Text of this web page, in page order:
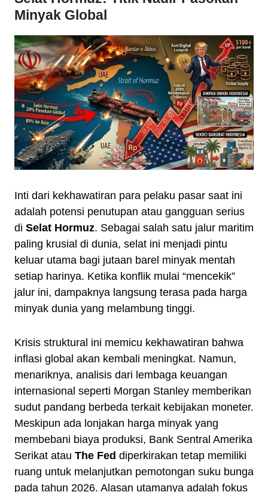
Minyak Global
Inti dari kekhawatiran para pelaku pasar saat ini
adalah potensi penutupan atau gangguan serius
di Selat Hormuz. Sebagai salah satu jalur maritim
paling krusial di dunia, selat ini menjadi pintu
keluar utama bagi jutaan barel minyak mentah
setiap harinya. Ketika konflik mulai “mencekik”
jalur ini, dampaknya langsung terasa pada harga
minyak dunia yang melambung tinggi.
Krisis struktural ini memicu kekhawatiran bahwa
inflasi global akan kembali meningkat. Namun,
menariknya, analisis dari lembaga keuangan
internasional seperti Morgan Stanley memberikan
sudut pandang berbeda terkait kebijakan moneter.
Meskipun ada lonjakan harga minyak yang
membebani biaya produksi, Bank Sentral Amerika
Serikat atau The Fed diperkirakan tetap memiliki
ruang untuk melanjutkan pemotongan suku bunga
pada tahun 2026. Alasan utamanya adalah fokus